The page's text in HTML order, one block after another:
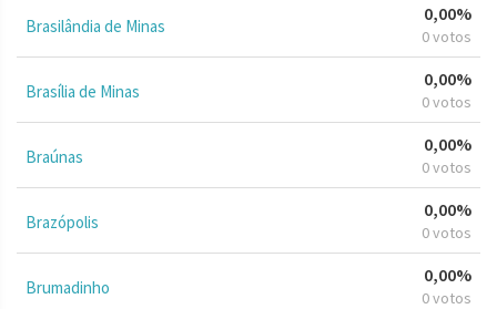
Brasilândia de Minas
0,00%
0 votos
Brasília de Minas
0,00%
0 votos
Braúnas
0,00%
0 votos
Brazópolis
0,00%
0 votos
Brumadinho
0,00%
0 votos